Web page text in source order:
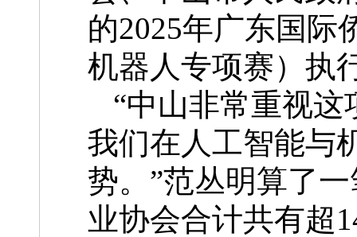
的2025年广东国际
机器人专项赛）执
“中山非常重视
我们在人工智能与
势。”范丛明算了
业协会合计共有超